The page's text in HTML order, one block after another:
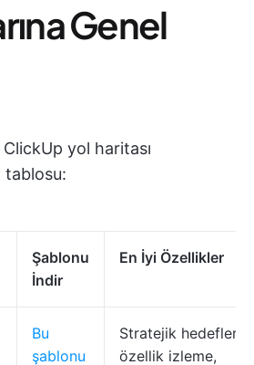
Genel
yol haritası
tablosu:
Şablonu
İndir
En İyi Özellikler
Bu
şablonu
Stratejik hedefler,
özellik izleme,